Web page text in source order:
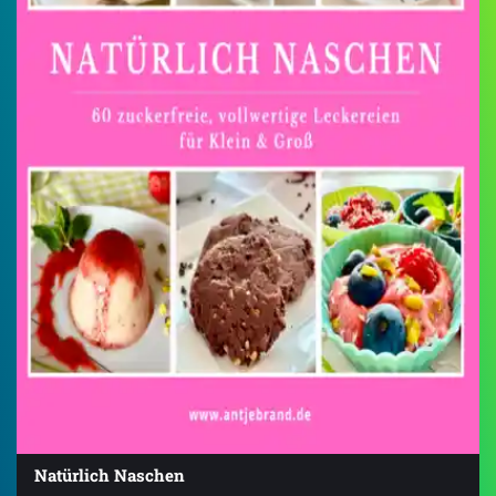
Natürlich Naschen